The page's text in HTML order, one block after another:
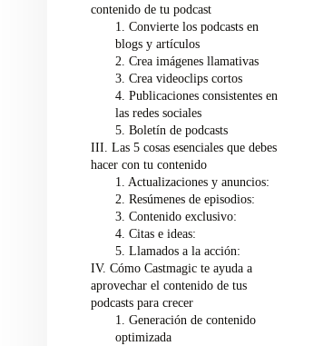
contenido de tu podcast
1. Convierte los podcasts en
blogs y artículos
2. Crea imágenes llamativas
3. Crea videoclips cortos
4. Publicaciones consistentes en
las redes sociales
5. Boletín de podcasts
III. Las 5 cosas esenciales que debes
hacer con tu contenido
1. Actualizaciones y anuncios:
2. Resúmenes de episodios:
3. Contenido exclusivo:
4. Citas e ideas:
5. Llamados a la acción:
IV. Cómo Castmagic te ayuda a
aprovechar el contenido de tus
podcasts para crecer
1. Generación de contenido
optimizada